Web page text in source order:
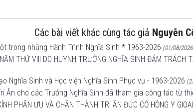
Các bài viết khác cùng tác giả Nguyễn
trong những Hành Trình Nghĩa Sinh * 1963-2026 (01/08/
THỨ VIII DO HUYNH TRƯỞNG NGHĨA SINH ĐẢM
Nghĩa Sinh và Học viện Nghĩa Sinh Phục vụ - 1963-2026
Ân cho các Trưởng Nghĩa Sinh đã tham gia công tác từ
PHÂN ƯU VÀ CHÂN THÀNH TRI ÂN ĐỨC CỐ HỒNG Y